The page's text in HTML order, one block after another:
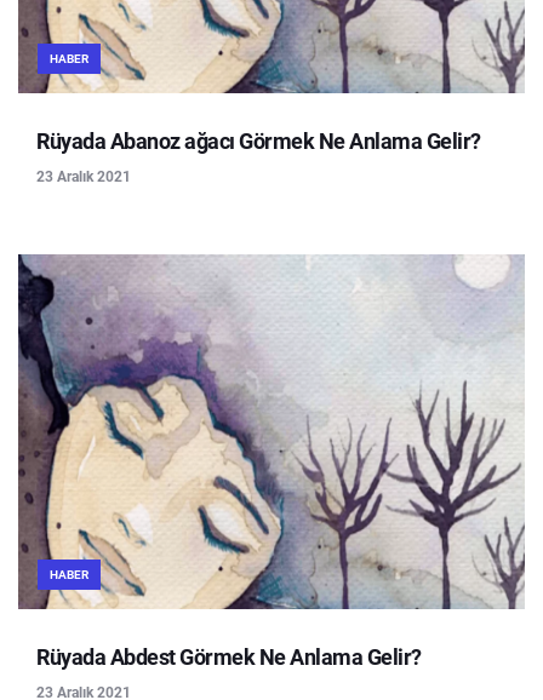
HABER
Rüyada Abanoz ağacı Görmek Ne Anlama Gelir?
23 Aralık 2021
HABER
Rüyada Abdest Görmek Ne Anlama Gelir?
23 Aralık 2021